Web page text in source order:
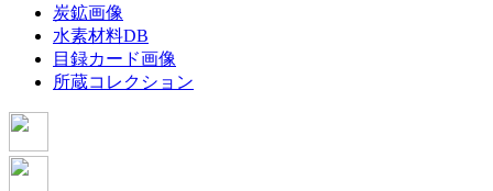
炭鉱画像
水素材料DB
目録カード画像
所蔵コレクション